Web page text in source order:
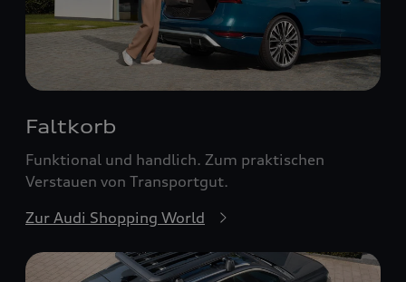
Faltkorb
Funktional und handlich. Zum praktischen
Verstauen von Transportgut.
Zur Audi Shopping World